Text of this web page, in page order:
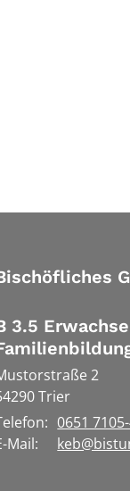
3.5
2
Trier
0651
Mail: